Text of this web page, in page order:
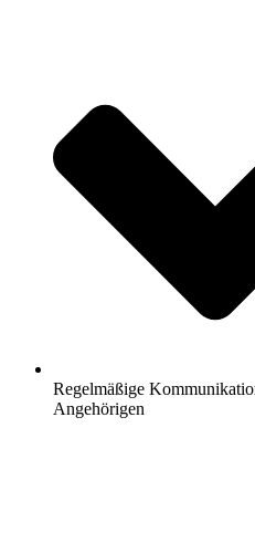
Regelmäßige
Angehörigen